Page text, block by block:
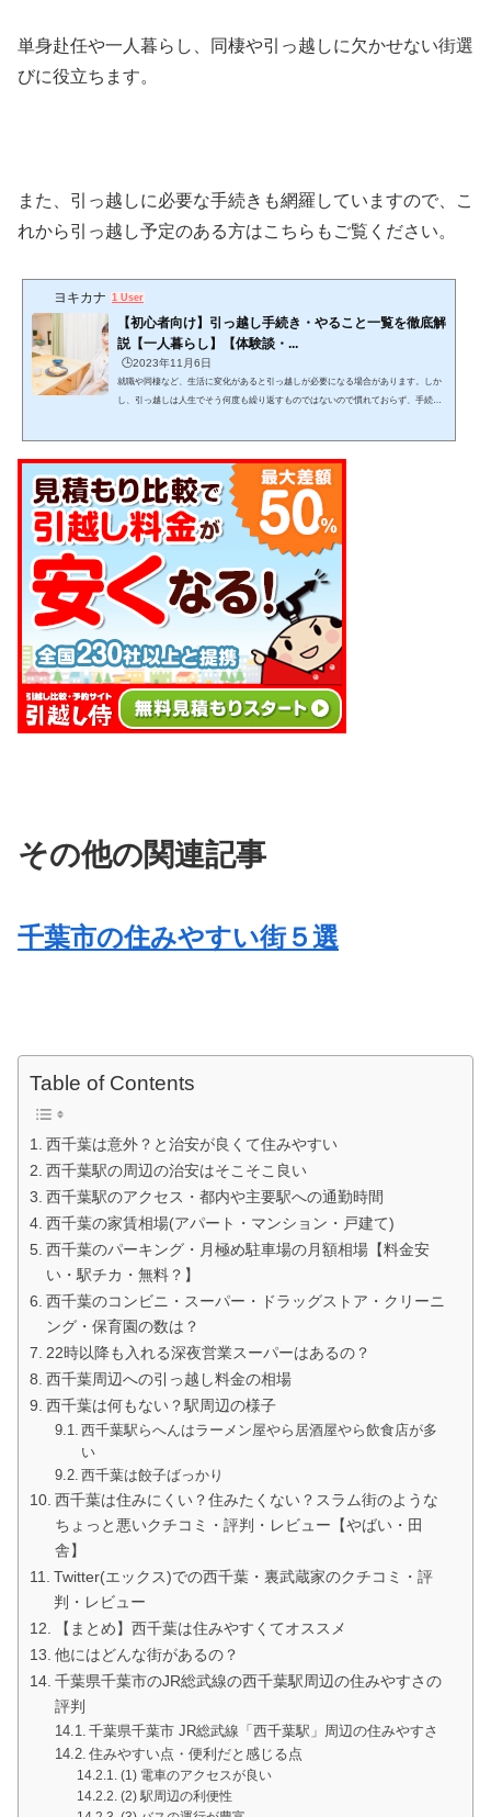
単身赴任や一人暮らし、同棲や引っ越しに欠かせない街選
びに役立ちます。
また、引っ越しに必要な手続きも網羅していますので、こ
れから引っ越し予定のある方はこちらもご覧ください。
ヨキカナ 1 User
【初心者向け】引っ越し手続き・やること一覧を徹底解
説【一人暮らし】【体験談・...
🕒️2023年11月6日
就職や同棲など、生活に変化があると引っ越しが必要になる場合があります。しか
し、引っ越しは人生でそう何度も繰り返すものではないので慣れておらず、手続き
をこなし、失敗しない引っ越しを目指して下さい。 引っ越しは日数がかかりスケジ
ュール管理が必要で、見落としも発生し...
その他の関連記事
千葉市の住みやすい街５選
Table of Contents
西千葉は意外？と治安が良くて住みやすい
西千葉駅の周辺の治安はそこそこ良い
西千葉駅のアクセス・都内や主要駅への通勤時間
西千葉の家賃相場(アパート・マンション・戸建て)
西千葉のパーキング・月極め駐車場の月額相場【料金安
い・駅チカ・無料？】
西千葉のコンビニ・スーパー・ドラッグストア・クリーニ
ング・保育園の数は？
22時以降も入れる深夜営業スーパーはあるの？
西千葉周辺への引っ越し料金の相場
西千葉は何もない？駅周辺の様子
西千葉駅らへんはラーメン屋やら居酒屋やら飲食店が多
い
西千葉は餃子ばっかり
西千葉は住みにくい？住みたくない？スラム街のような
ちょっと悪いクチコミ・評判・レビュー【やばい・田
舎】
Twitter(エックス)での西千葉・裏武蔵家のクチコミ・評
判・レビュー
【まとめ】西千葉は住みやすくてオススメ
他にはどんな街があるの？
千葉県千葉市のJR総武線の西千葉駅周辺の住みやすさの
評判
千葉県千葉市 JR総武線「西千葉駅」周辺の住みやすさ
住みやすい点・便利だと感じる点
(1) 電車のアクセスが良い
(2) 駅周辺の利便性